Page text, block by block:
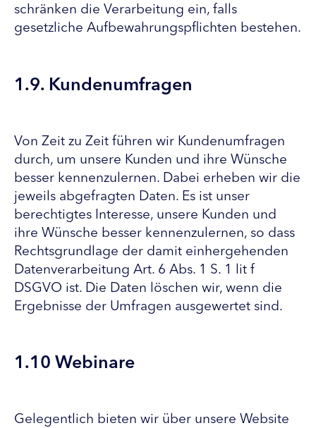
schränken die Verarbeitung ein, falls
gesetzliche Aufbewahrungspflichten bestehen.
1.9. Kundenumfragen
Von Zeit zu Zeit führen wir Kundenumfragen
durch, um unsere Kunden und ihre Wünsche
besser kennenzulernen. Dabei erheben wir die
jeweils abgefragten Daten. Es ist unser
berechtigtes Interesse, unsere Kunden und
ihre Wünsche besser kennenzulernen, so dass
Rechtsgrundlage der damit einhergehenden
Datenverarbeitung Art. 6 Abs. 1 S. 1 lit f
DSGVO ist. Die Daten löschen wir, wenn die
Ergebnisse der Umfragen ausgewertet sind.
1.10 Webinare
Gelegentlich bieten wir über unsere Website